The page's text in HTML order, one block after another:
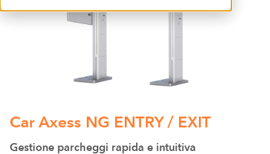
Car Axess NG ENTRY / EXIT
Gestione parcheggi rapida e intuitiva